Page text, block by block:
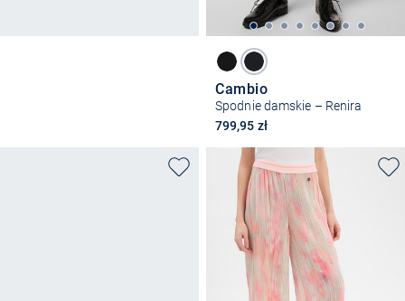
Cambio
Spodnie damskie – Renira
799,95 zł